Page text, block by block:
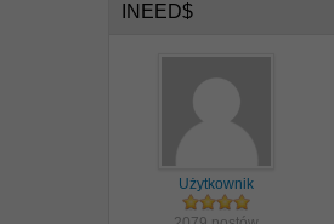
INEED$
Użytkownik